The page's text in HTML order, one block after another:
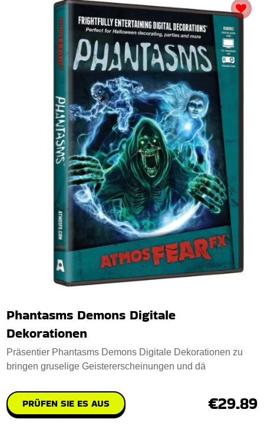
Phantasms Demons Digitale
Dekorationen
Präsentier Phantasms Demons Digitale Dekorationen zu
bringen gruselige Geistererscheinungen und dä
PRÜFEN SIE ES AUS €29.89